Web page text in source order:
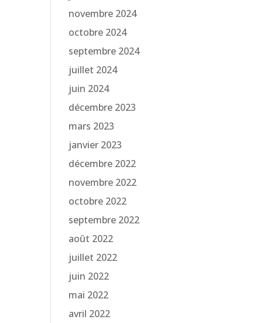
novembre 2024
octobre 2024
septembre 2024
juillet 2024
juin 2024
décembre 2023
mars 2023
janvier 2023
décembre 2022
novembre 2022
octobre 2022
septembre 2022
août 2022
juillet 2022
juin 2022
mai 2022
avril 2022